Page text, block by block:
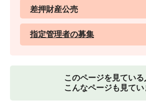
差押財産公売
指定管理者の募集
このページを見ている
こんなページも見てい